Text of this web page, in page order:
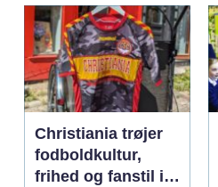
Christiania trøjer
fodboldkultur,
frihed og fanstil i